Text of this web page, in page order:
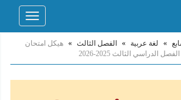
Toggle
» لغة عربية » الفصل الثالث » هيكل امتحان
الدراسي الثالث 2025-2026